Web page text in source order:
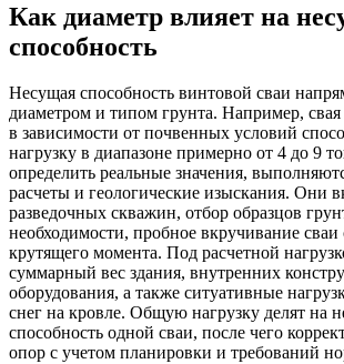
Как диаметр влияет на
способность
Несущая способность винтовой сваи
диаметром и типом грунта. Например,
в зависимости от почвенных условий
нагрузку в диапазоне примерно от 4 до 9
определить реальные значения,
расчеты и геологические изыскания. Они
разведочных скважин, отбор образцов
необходимости, пробное вкручивание сваи
крутящего момента. Под расчетной
суммарный вес здания, внутренних
оборудования, а также ситуативные
снег на кровле. Общую нагрузку делят на
способность одной сваи, после чего
опор с учетом планировки и требований